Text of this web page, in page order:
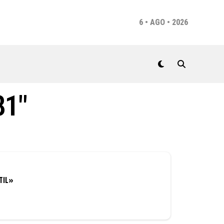
6 • AGO • 2026